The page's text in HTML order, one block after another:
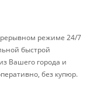
режиме 24/7
быстрой
Вашего города и
без купюр.